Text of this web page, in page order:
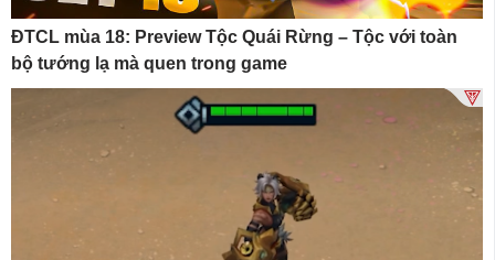
ĐTCL mùa 18: Preview Tộc Quái Rừng – Tộc với toàn
bộ tướng lạ mà quen trong game